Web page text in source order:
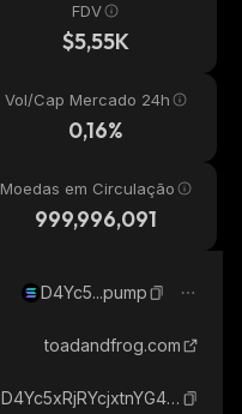
FDV
$5,55K
Vol/Cap Mercado 24h
0,16%
Moedas em Circulação
999,996,091
D4Yc5...pump
toadandfrog.com
D4Yc5xRjRYcjxtnYG4Ay3mKLYMMF91RBnbuoKk7cpump_solana